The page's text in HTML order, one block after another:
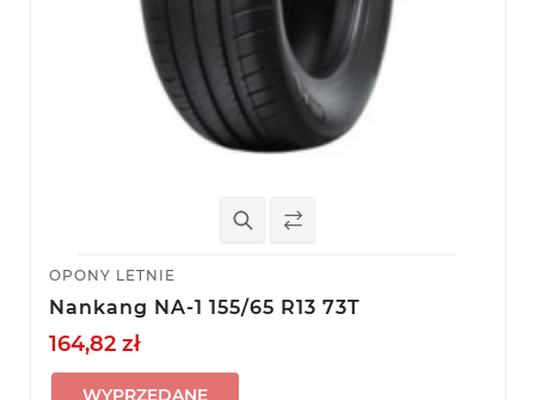
OPONY LETNIE
Nankang NA-1 155/65 R13 73T
164,82 zł
WYPRZEDANE